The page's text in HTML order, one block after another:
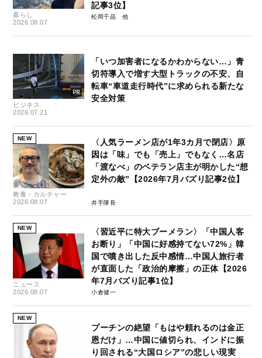
暮らし
2026.08.07
記事3位】
松岡千晶
ビジネス
2026.07.21
「いつ加害者になるかわからない…」青
切符導入で増す大型トラックの不安、自
転車“車道走行時代”に求められる新たな
安全対策
NEW
教養・カルチャー
2026.08.07
〈人気ラーメン店が1年3カ月で閉店〉原
因は「味」でも「売上」でもなく…名店
「渡なべ」のベテラン店主が明かした“想
定外の敵”【2026年7月バズり記事2位】
井手隊長
NEW
ニュース
2026.08.07
〈習近平に特大ブーメラン〉「中国人客
お断り」「中国に好感持てない72%」韓
国で噴き出した反中感情…中国人旅行者
が直面した「政治的摩擦」の正体【2026
年7月バズり記事1位】
小倉健一
NEW
プーチンの絶望「もはや頼れるのは金正
恩だけ」…中国に値切られ、インドに振
り回される“大国ロシア”の悲しい現実